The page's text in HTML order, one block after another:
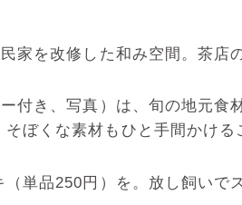
を改修した和み空間。茶店
付き、写真）は、旬の地元食
ぼくな素材もひと手間かける
単品250円）を。放し飼いで